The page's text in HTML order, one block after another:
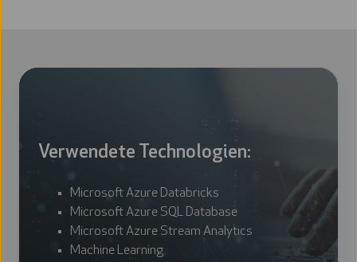
Verwendete Technologien:
Microsoft Azure Databricks
Microsoft Azure SQL Database
Microsoft Azure Stream Analytics
Machine Learning